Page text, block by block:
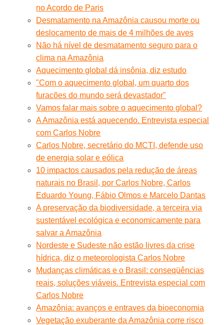
no Acordo de Paris
Desmatamento na Amazônia causou morte ou
deslocamento de mais de 4 milhões de aves
Não há nível de desmatamento seguro para o
clima na Amazônia
Aquecimento global dá insônia, diz estudo
"Com o aquecimento global, um quarto dos
furacões do mundo será devastador"
Vamos falar mais sobre o aquecimento global?
A Amazônia está aquecendo. Entrevista especial
com Carlos Nobre
Carlos Nobre, secretário do MCTI, defende uso
de energia solar e eólica
10 impactos causados pela redução de áreas
naturais no Brasil, por Carlos Nobre, Carlos
Eduardo Young, Fábio Olmos e Marcelo Dantas
A preservação da biodiversidade, a terceira via
sustentável ecológica e economicamente para
salvar a Amazônia
Nordeste e Sudeste não estão livres da crise
hídrica, diz o meteorologista Carlos Nobre
Mudanças climáticas e o Brasil: conseqüências
reais, soluções viáveis. Entrevista especial com
Carlos Nobre
Amazônia: avanços e entraves da bioeconomia
Vegetação exuberante da Amazônia corre risco